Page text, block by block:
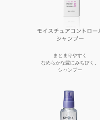
まとまりやすく
なめらかな髪にみちびく、
シャンプー